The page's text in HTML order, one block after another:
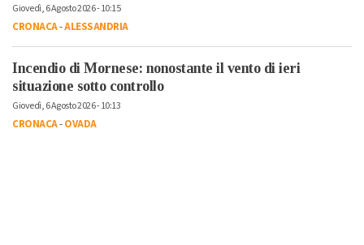
Giovedì, 6 Agosto 2026 - 10:15
CRONACA-ALESSANDRIA
Incendio di Mornese: nonostante il vento di ieri
situazione sotto controllo
Giovedì, 6 Agosto 2026 - 10:13
CRONACA-OVADA